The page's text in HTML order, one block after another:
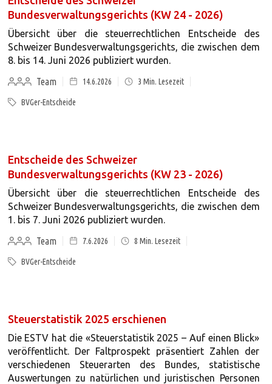
Bundesverwaltungsgerichts (KW 24 - 2026)
Übersicht über die steuerrechtlichen Entscheide des
Schweizer Bundesverwaltungsgerichts, die zwischen dem
8. bis 14. Juni 2026 publiziert wurden.
Team
14.6.2026 3 Min. Lesezeit
BVGer-Entscheide
Entscheide des Schweizer
Bundesverwaltungsgerichts (KW 23 - 2026)
Übersicht über die steuerrechtlichen Entscheide des
Schweizer Bundesverwaltungsgerichts, die zwischen dem
1. bis 7. Juni 2026 publiziert wurden.
Team
7.6.2026 8 Min. Lesezeit
BVGer-Entscheide
Steuerstatistik 2025 erschienen
Die ESTV hat die «Steuerstatistik 2025 – Auf einen Blick»
veröffentlicht. Der Faltprospekt präsentiert Zahlen der
verschiedenen Steuerarten des Bundes, statistische
Auswertungen zu natürlichen und juristischen Personen